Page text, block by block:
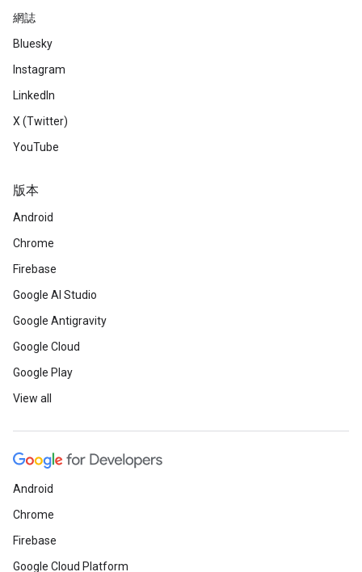
網誌
Bluesky
Instagram
LinkedIn
X (Twitter)
YouTube
版本
Android
Chrome
Firebase
Google AI Studio
Google Antigravity
Google Cloud
Google Play
View all
Android
Chrome
Firebase
Google Cloud Platform